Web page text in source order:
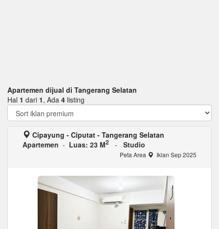
Apartemen dijual di Tangerang Selatan
Hal 1 dari 1, Ada 4 listing
Cipayung - Ciputat - Tangerang Selatan
Apartemen - Luas: 23 M2 - Studio
Peta Area Iklan Sep 2025